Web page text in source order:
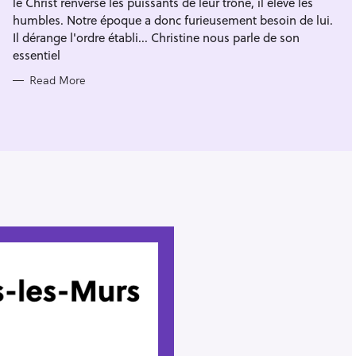
E
S
humbles. Notre époque a donc furieusement besoin de lui.
Il dérange l'ordre établi... Christine nous parle de son
essentiel
Read More